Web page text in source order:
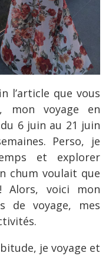
l’article que vous
mon voyage en
6 juin au 21 juin
Perso, je
et explorer
chum voulait que
Alors, voici mon
de voyage, mes
je voyage et